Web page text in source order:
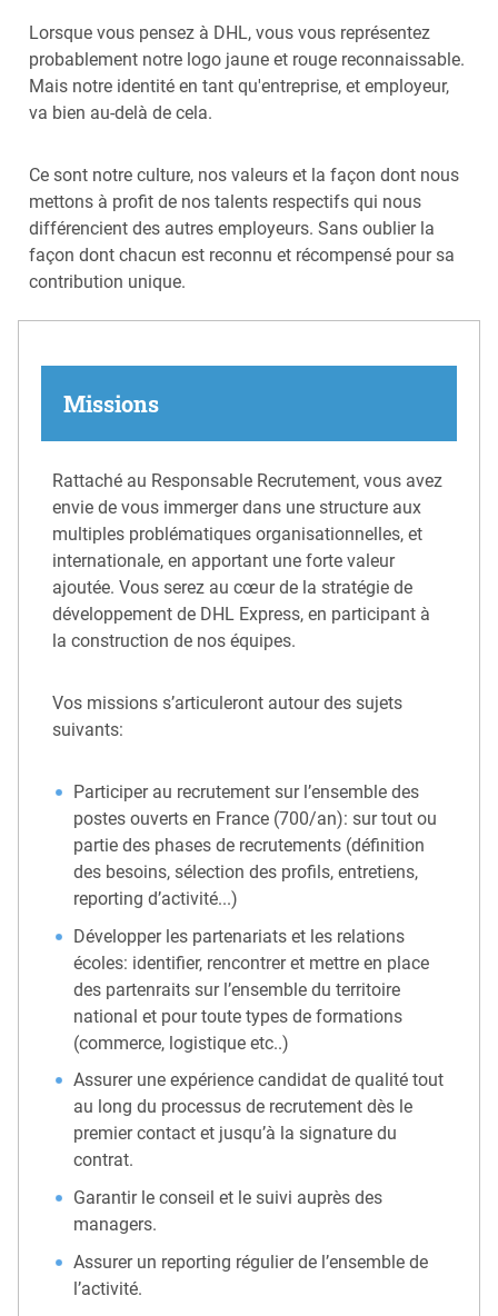
​​Lorsque vous pensez à DHL, vous vous représentez
probablement notre logo jaune et rouge reconnaissable.
Mais notre identité en tant qu'entreprise, et employeur,
va bien au-delà de cela.
Ce sont notre culture, nos valeurs et la façon dont nous
mettons à profit de nos talents respectifs qui nous
différencient des autres employeurs. Sans oublier la
façon dont chacun est reconnu et récompensé pour sa
contribution unique.
Missions
Rattaché au Responsable Recrutement, vous avez
envie de vous immerger dans une structure aux
multiples problématiques organisationnelles, et
internationale, en apportant une forte valeur
ajoutée. Vous serez au cœur de la stratégie de
développement de DHL Express, en participant à
la construction de nos équipes.
Vos missions s’articuleront autour des sujets
suivants:
Participer au recrutement sur l’ensemble des
postes ouverts en France (700/an): sur tout ou
partie des phases de recrutements (définition
des besoins, sélection des profils, entretiens,
reporting d’activité...)
Développer les partenariats et les relations
écoles: identifier, rencontrer et mettre en place
des partenraits sur l’ensemble du territoire
national et pour toute types de formations
(commerce, logistique etc..)
Assurer une expérience candidat de qualité tout
au long du processus de recrutement dès le
premier contact et jusqu’à la signature du
contrat.
Garantir le conseil et le suivi auprès des
managers.
Assurer un reporting régulier de l’ensemble de
l’activité.